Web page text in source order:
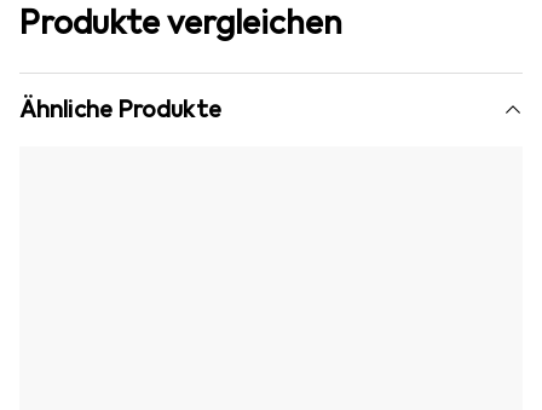
Produkte vergleichen
Ähnliche Produkte